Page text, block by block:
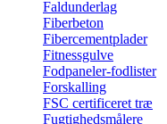
Faldunderlag
Fiberbeton
Fibercementplader
Fitnessgulve
Fodpaneler-fodlister
Forskalling
FSC certificeret træ
Fugtighedsmålere